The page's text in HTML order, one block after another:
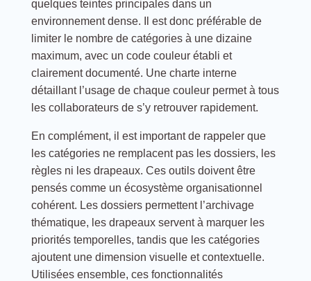
quelques teintes principales dans un
environnement dense. Il est donc préférable de
limiter le nombre de catégories à une dizaine
maximum, avec un code couleur établi et
clairement documenté. Une charte interne
détaillant l’usage de chaque couleur permet à tous
les collaborateurs de s’y retrouver rapidement.
En complément, il est important de rappeler que
les catégories ne remplacent pas les dossiers, les
règles ni les drapeaux. Ces outils doivent être
pensés comme un écosystème organisationnel
cohérent. Les dossiers permettent l’archivage
thématique, les drapeaux servent à marquer les
priorités temporelles, tandis que les catégories
ajoutent une dimension visuelle et contextuelle.
Utilisées ensemble, ces fonctionnalités